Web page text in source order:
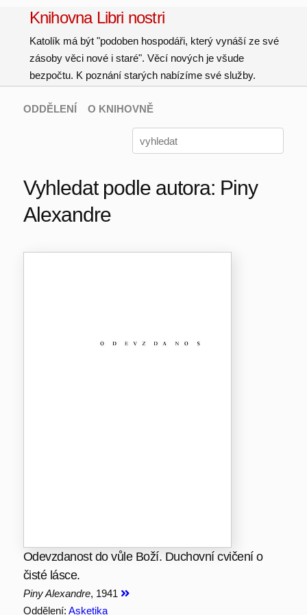
Knihovna Libri nostri
Katolík má být "podoben hospodáři, který vynáší ze své
zásoby věci nové i staré". Věcí nových je všude
bezpočtu. K poznání starých nabízíme své služby.
ODDĚLENÍ O KNIHOVNĚ
Vyhledat podle autora: Piny
Alexandre
Odevzdanost do vůle Boží. Duchovní cvičení o
čisté lásce.
Piny Alexandre, 1941
Oddělení: Asketika